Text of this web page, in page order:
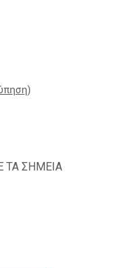
)
ΤΑ ΣΗΜΕΙΑ